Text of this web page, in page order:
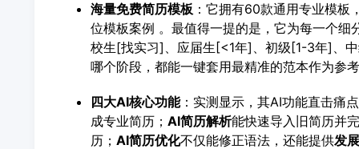
海量免费简历模板：它拥有60款通用专业模板
位模板案例 。最值得一提的是，它为每一个细
校生[找实习]、应届生[<1年]、初级[1-3年]、
哪个阶段，都能一键套用最精准的范本作为参
四大AI核心功能：实测显示，其AI功能直击痛
成专业简历； AI简历解析能快速导入旧简历并
历； AI简历优化不仅能修正语法，还能提供发